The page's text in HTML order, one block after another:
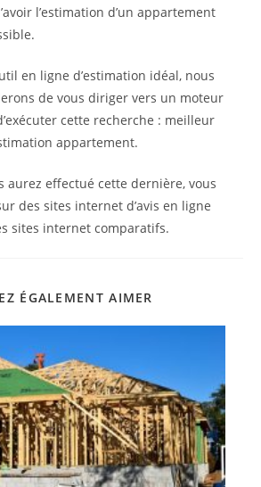
l’estimation d’un appartement
en ligne d’estimation idéal, nous
de vous diriger vers un moteur
cette recherche : meilleur
appartement.
aurez effectué cette dernière, vous
des sites internet d’avis en ligne
sites internet comparatifs.
ÉGALEMENT AIMER